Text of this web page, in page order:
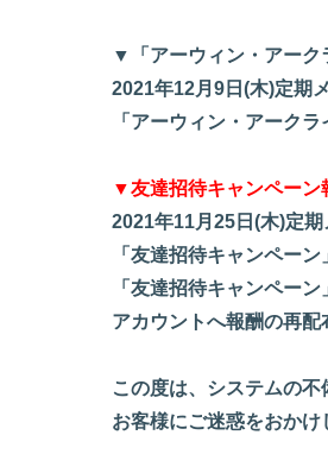
▼「アーウィン・アーク
2021年12月9日(木)定期
「アーウィン・アーク
▼友達招待キャンペーン
2021年11月25日(木)定
「友達招待キャンペー
「友達招待キャンペー
アカウントへ報酬の再
この度は、システムの不
お客様にご迷惑をおか